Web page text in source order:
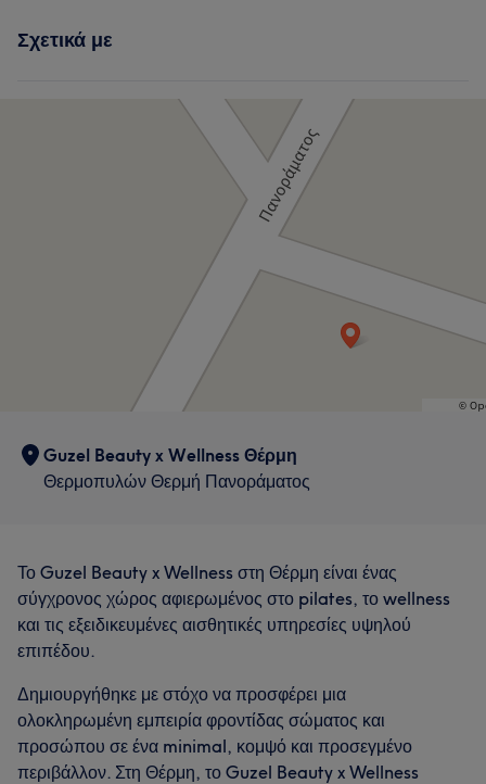
Σχετικά με
Guzel Beauty x Wellness Θέρμη
Θερμοπυλών Θερμή Πανοράματος
Το Guzel Beauty x Wellness στη Θέρμη είναι ένας
σύγχρονος χώρος αφιερωμένος στο pilates, το wellness
και τις εξειδικευμένες αισθητικές υπηρεσίες υψηλού
επιπέδου.
Δημιουργήθηκε με στόχο να προσφέρει μια
ολοκληρωμένη εμπειρία φροντίδας σώματος και
προσώπου σε ένα minimal, κομψό και προσεγμένο
περιβάλλον. Στη Θέρμη, το Guzel Beauty x Wellness